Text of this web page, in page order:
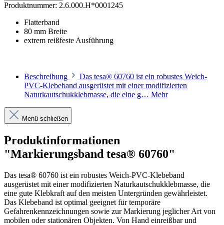
Produktnummer: 2.6.000.H*0001245
Flatterband
80 mm Breite
extrem reißfeste Ausführung
Beschreibung
Das tesa® 60760 ist ein robustes Weich-
PVC-Klebeband ausgerüstet mit einer modifizierten
Naturkautschukklebmasse, die eine g… Mehr
Menü schließen
Produktinformationen
"Markierungsband tesa® 60760"
Das tesa® 60760 ist ein robustes Weich-PVC-Klebeband
ausgerüstet mit einer modifizierten Naturkautschukklebmasse, die
eine gute Klebkraft auf den meisten Untergründen gewährleistet.
Das Klebeband ist optimal geeignet für temporäre
Gefahrenkennzeichnungen sowie zur Markierung jeglicher Art von
mobilen oder stationären Objekten. Von Hand einreißbar und